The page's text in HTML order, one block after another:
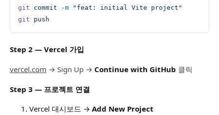
git commit -m "feat: initial Vite project"
git push
Step 2 — Vercel 가입
vercel.com → Sign Up → Continue with GitHub 클릭
Step 3 — 프로젝트 연결
Vercel 대시보드 → Add New Project